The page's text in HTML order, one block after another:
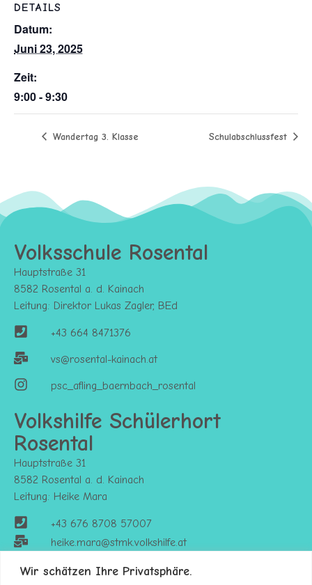
Wir schätzen Ihre Privatsphäre.
DETAILS
Datum:
Juni 23, 2025
Zeit:
9:00 - 9:30
Wandertag 3. Klasse Schulabschlussfest
Volksschule Rosental
Hauptstraße 31
8582 Rosental a. d. Kainach
Leitung: Direktor Lukas Zagler, BEd
+43 664 8471376
vs@rosental-kainach.at
psc_afling_baernbach_rosental
Volkshilfe Schülerhort
Rosental
Hauptstraße 31
8582 Rosental a. d. Kainach
Leitung: Heike Mara
+43 676 8708 57007
heike.mara@stmk.volkshilfe.at
https://stmk.volkshilfe.at/kinderbetreuung